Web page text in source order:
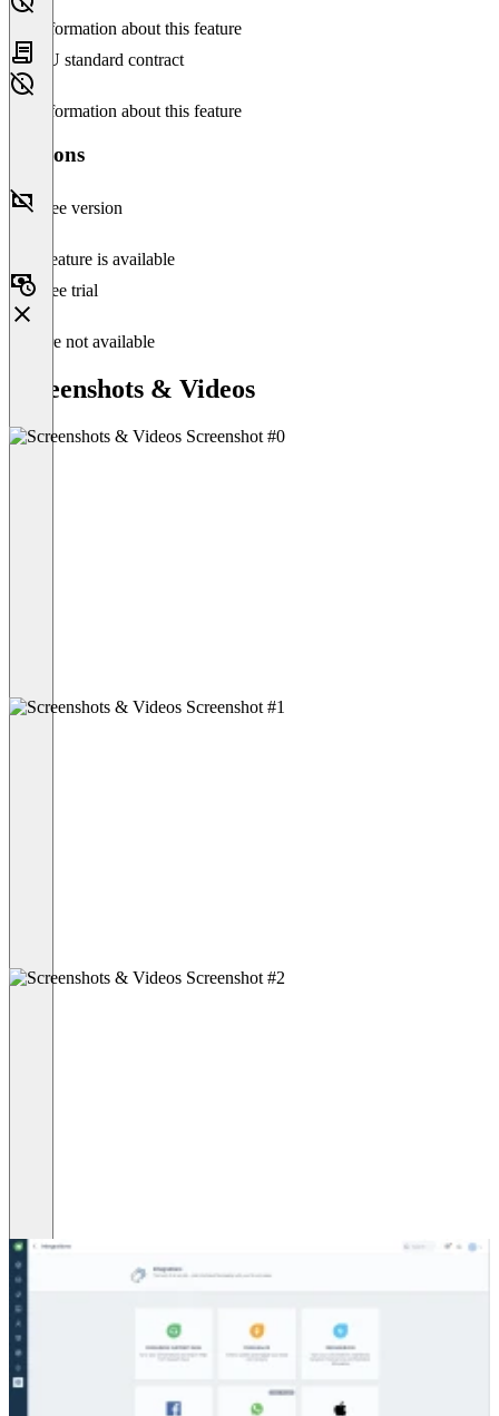
No information about this feature
EU standard contract
No information about this feature
Versions
Free version
This feature is available
Free trial
Feature not available
Screenshots & Videos